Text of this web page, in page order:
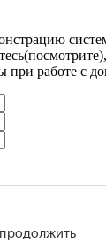
при работе с